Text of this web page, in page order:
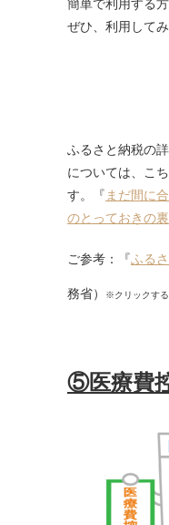
ぜひ、利用して
ふるさと納税の
については、こ
す。『 まだ間に
のとっておきの裏
ご参考：『ふる
務省） ※クリックする
⑤医療費